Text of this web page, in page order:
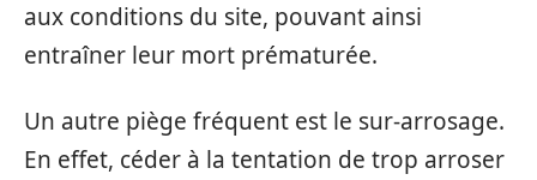
aux conditions du site, pouvant ainsi
entraîner leur mort prématurée.
Un autre piège fréquent est le sur-arrosage.
En effet, céder à la tentation de trop arroser